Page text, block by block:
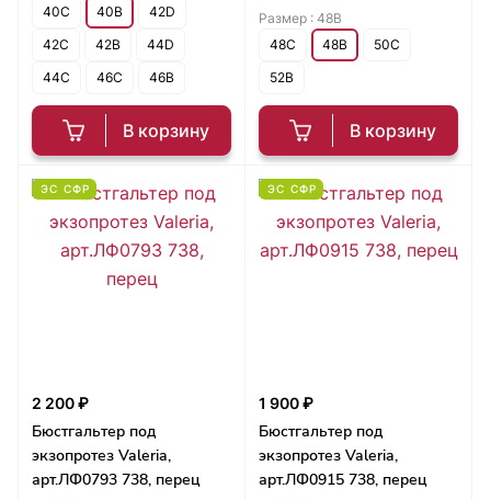
В корзину
40C
40B
42D
42C
42B
44D
44C
46C 46B
В корзину
Размер : 48B
48C
48B
50C
52B
ЭС СФР
2 200 ₽
Бюстгальтер под
экзопротез Valeria,
арт.ЛФ0793 738, перец
ЭС СФР
1 900 ₽
Бюстгальтер под
экзопротез Valeria,
арт.ЛФ0915 738, перец